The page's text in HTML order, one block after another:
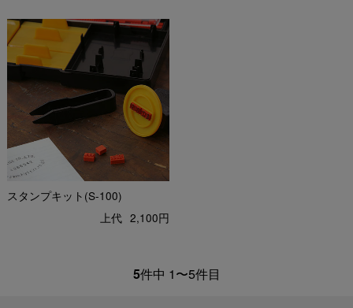
スタンプキット(S-100)
上代 2,100円
5件中 1〜5件目